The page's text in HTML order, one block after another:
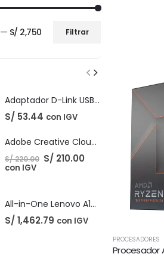
PROCESADORES
Procesador
Filtrar
— S/ 2,750
Adaptador D-Link USB-C Gigabit Ethernet LAN
S/ 53.44 con IGV
Adobe Creative Cloud - 1 Año
S/220.00 El
precio
S/ 210.00El
con IGV
All-in-One Lenovo A100
S/1,462.79 con IGV